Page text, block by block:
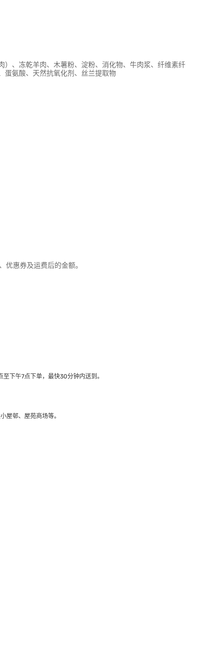
、冻乾羊肉、木薯粉、淀粉、消化物、牛肉浆、纤维素纤
蛋氨酸、天然抗氧化剂、丝兰提取物
惠券及运费后的金额。
下午7点下单，最快30分钟内送到​。
屋邨、屋苑商场等。